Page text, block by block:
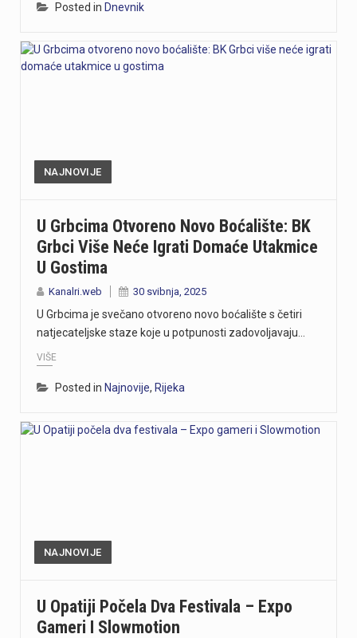
Posted in Dnevnik
NAJNOVIJE
U Grbcima Otvoreno Novo Boćalište: BK
Grbci Više Neće Igrati Domaće Utakmice
U Gostima
Kanalri.web 30 svibnja, 2025
U Grbcima je svečano otvoreno novo boćalište s četiri
natjecateljske staze koje u potpunosti zadovoljavaju…
VIŠE
Posted in Najnovije, Rijeka
NAJNOVIJE
U Opatiji Počela Dva Festivala – Expo
Gameri I Slowmotion